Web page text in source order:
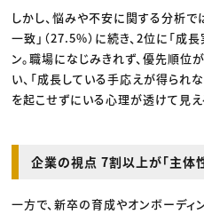
しかし、悩みや不安に関する分析で
一致」（27.5%）に続き、2位に「成
ン。職場になじみきれず、優先順位
い、「成長している手応えが得られ
を起こせずにいる心理が透けて見え
企業の視点 7割以上が「主体
一方で、新卒の育成やオンボーデ